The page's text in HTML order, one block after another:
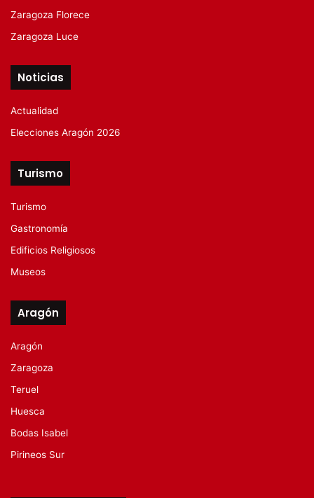
Zaragoza Florece
Zaragoza Luce
Noticias
Actualidad
Elecciones Aragón 2026
Turismo
Turismo
Gastronomía
Edificios Religiosos
Museos
Aragón
Aragón
Zaragoza
Teruel
Huesca
Bodas Isabel
Pirineos Sur